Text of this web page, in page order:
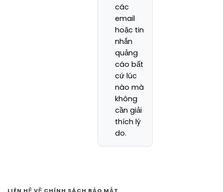
các
email
hoặc tin
nhắn
quảng
cáo bất
cứ lúc
nào mà
không
cần giải
thích lý
do.